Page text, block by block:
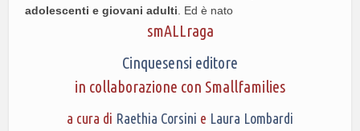
adolescenti e giovani adulti . Ed è nato
smALLraga
Cinquesensi editore
in collaborazione con Smallfamilies
a cura di Raethia Corsini e Laura Lombardi